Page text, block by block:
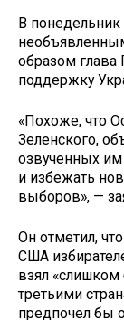
В
образом глава
поддержку
«Похоже, что
Зеленского,
озвученных
и избежать
выборов», —
Он отметил,
США
взял «слишком
третьими
предпочел бы